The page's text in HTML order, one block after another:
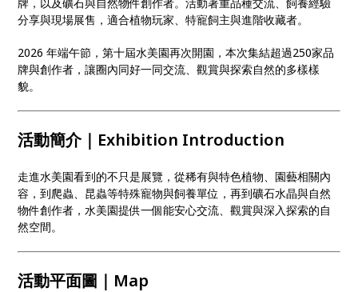
分享與現場展售，適合植物玩家、特寵飼主與進階收藏者。
2026 年端午節，第十屆水美園再次開園，本次集結超過250家品
牌與創作者，讓圈內同好一同交流、觀賞與探索自然的多樣樣
貌。
活動簡介｜Exhibition Introduction
走進水美園看到的不只是展覽，從稀有與特色植物、園藝相關內
容，到爬蟲、昆蟲等特殊寵物與飼養單位，再到礦石水晶與自然
物件創作者，水美園提供一個能安心交流、觀賞與深入探索的自
然空間。
活動平面圖｜Map